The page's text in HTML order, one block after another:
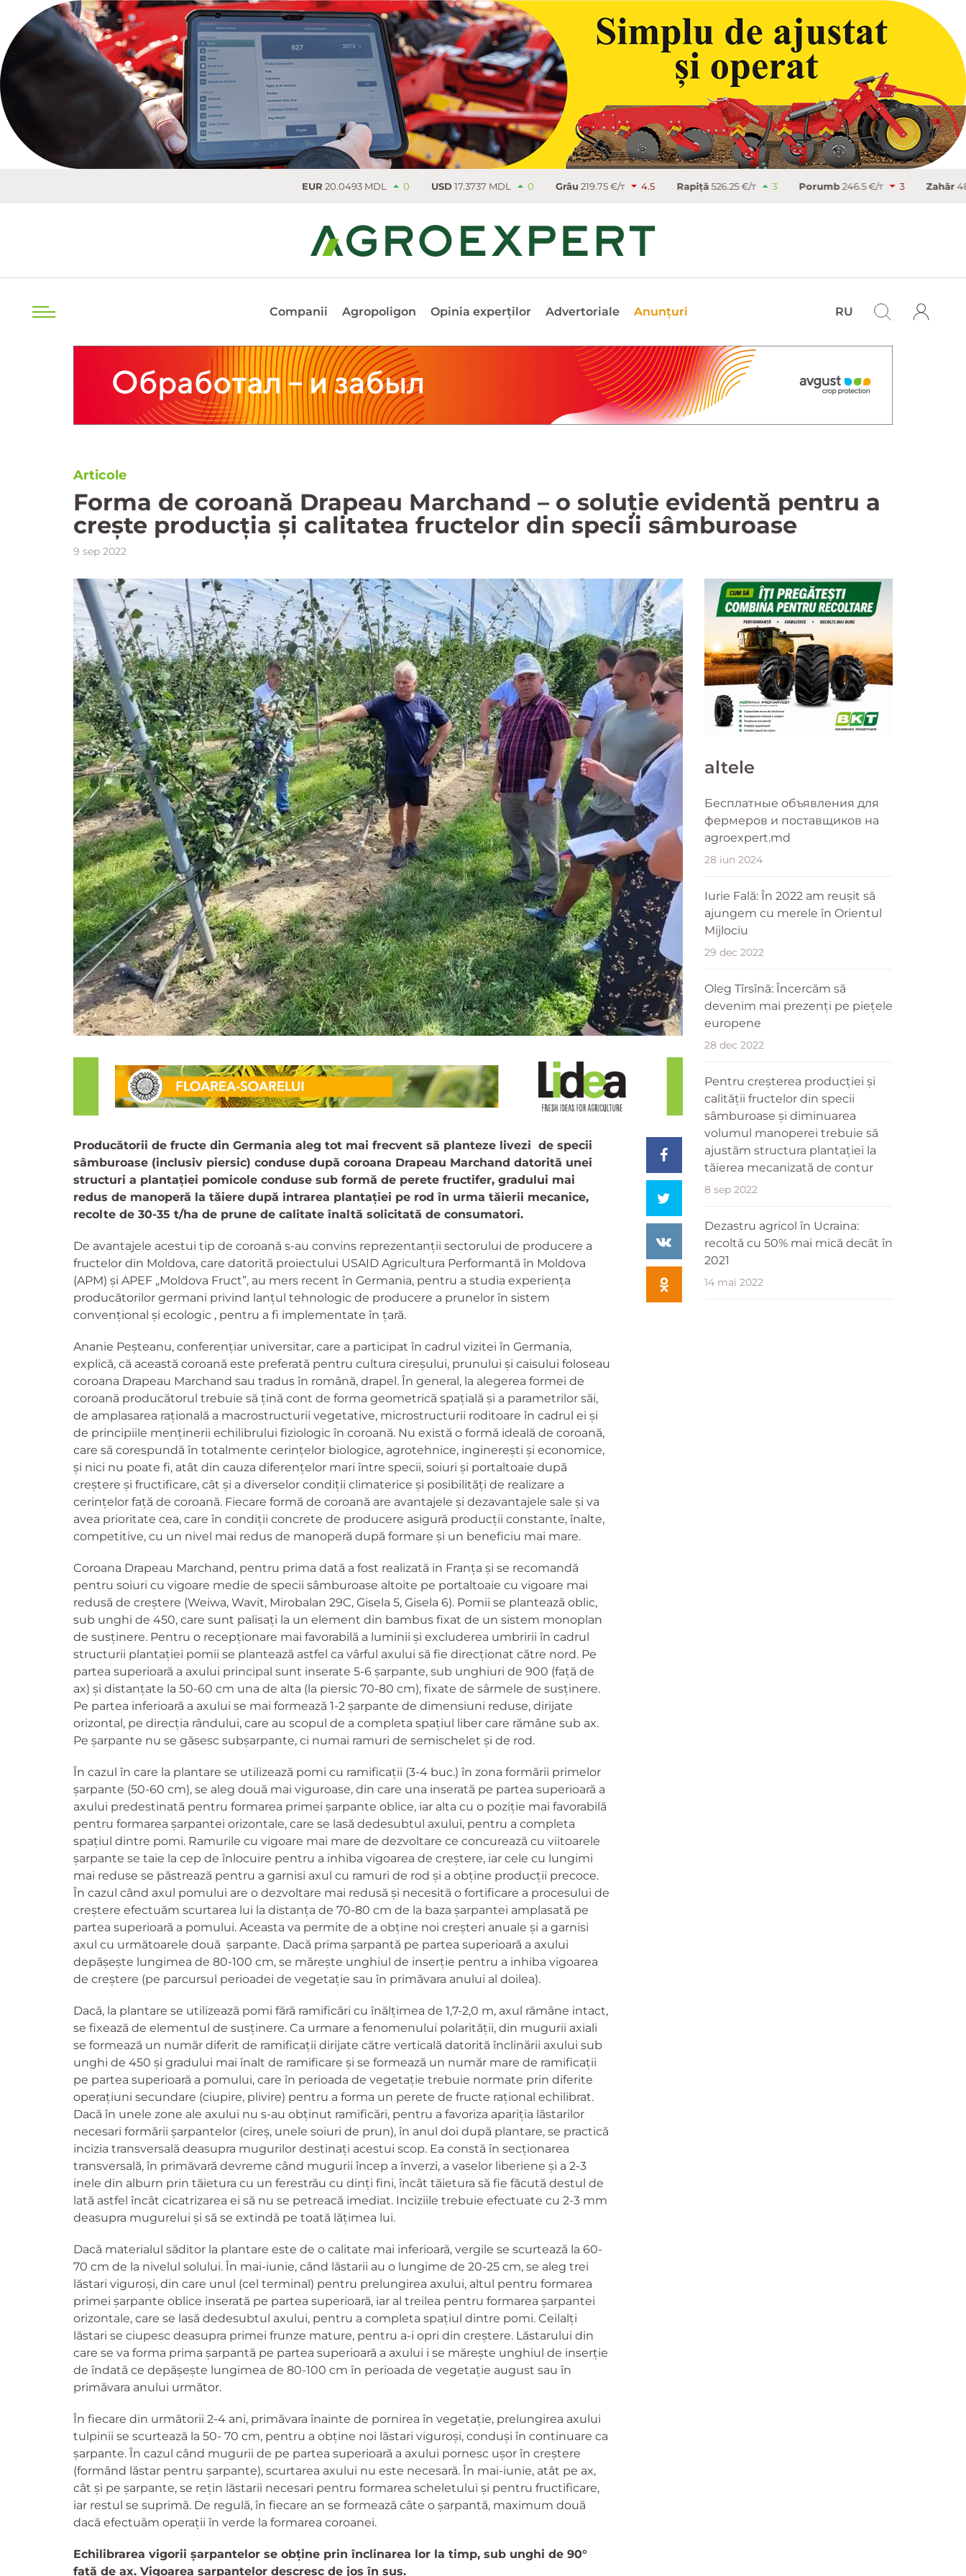
20.0493 MDL 0 USD 17.3737 MDL 0 Grâu219.75 €/т 4.5 Rapiţă526.25 €/т 3 Porumb 246.5 €/т 3 Zahăr486.9 €/т 9
Companii Agropoligon Opinia experților Advertoriale Anunțuri RU
Articole
Forma de coroană Drapeau Marchand – o soluție evidentă pentru a
crește producția și calitatea fructelor din specii sâmburoase
9 sep 2022
Producătorii de fructe din Germania aleg tot mai frecvent să planteze livezi de specii
sâmburoase (inclusiv piersic) conduse după coroana Drapeau Marchand datorită unei
structuri a plantației pomicole conduse sub formă de perete fructifer, gradului mai
redus de manoperă la tăiere după intrarea plantației pe rod în urma tăierii mecanice,
recolte de 30-35 t/ha de prune de calitate înaltă solicitată de consumatori.
De avantajele acestui tip de coroană s-au convins reprezentanții sectorului de producere a
fructelor din Moldova, care datorită proiectului USAID Agricultura Performantă în Moldova
(APM) și APEF „Moldova Fruct”, au mers recent în Germania, pentru a studia experiența
producătorilor germani privind lanțul tehnologic de producere a prunelor în sistem
convențional și ecologic , pentru a fi implementate în țară.
Ananie Peșteanu, conferențiar universitar, care a participat în cadrul vizitei în Germania,
explică, că această coroană este preferată pentru cultura cireșului, prunului și caisului foloseau
coroana Drapeau Marchand sau tradus în română, drapel. În general, la alegerea formei de
coroană producătorul trebuie să țină cont de forma geometrică spațială și a parametrilor săi,
de amplasarea rațională a macrostructurii vegetative, microstructurii roditoare în cadrul ei și
de principiile menținerii echilibrului fiziologic în coroană. Nu există o formă ideală de coroană,
care să corespundă în totalmente cerințelor biologice, agrotehnice, inginerești și economice,
și nici nu poate fi, atât din cauza diferențelor mari între specii, soiuri și portaltoaie după
creștere și fructificare, cât și a diverselor condiții climaterice și posibilități de realizare a
cerințelor față de coroană. Fiecare formă de coroană are avantajele și dezavantajele sale și va
avea prioritate cea, care în condiții concrete de producere asigură producții constante, înalte,
competitive, cu un nivel mai redus de manoperă după formare și un beneficiu mai mare.
Coroana Drapeau Marchand, pentru prima dată a fost realizată in Franța și se recomandă
pentru soiuri cu vigoare medie de specii sâmburoase altoite pe portaltoaie cu vigoare mai
redusă de creștere (Weiwa, Wavit, Mirobalan 29C, Gisela 5, Gisela 6). Pomii se plantează oblic,
sub unghi de 450, care sunt palisați la un element din bambus fixat de un sistem monoplan
de susținere. Pentru o recepționare mai favorabilă a luminii și excluderea umbririi în cadrul
structurii plantației pomii se plantează astfel ca vârful axului să fie direcționat către nord. Pe
partea superioară a axului principal sunt inserate 5-6 șarpante, sub unghiuri de 900 (față de
ax) și distanțate la 50-60 cm una de alta (la piersic 70-80 cm), fixate de sârmele de susținere.
Pe partea inferioară a axului se mai formează 1-2 șarpante de dimensiuni reduse, dirijate
orizontal, pe direcția rândului, care au scopul de a completa spațiul liber care rămâne sub ax.
Pe șarpante nu se găsesc subșarpante, ci numai ramuri de semischelet și de rod.
În cazul în care la plantare se utilizează pomi cu ramificații (3-4 buc.) în zona formării primelor
șarpante (50-60 cm), se aleg două mai viguroase, din care una inserată pe partea superioară a
axului predestinată pentru formarea primei șarpante oblice, iar alta cu o poziție mai favorabilă
pentru formarea șarpantei orizontale, care se lasă dedesubtul axului, pentru a completa
spațiul dintre pomi. Ramurile cu vigoare mai mare de dezvoltare ce concurează cu viitoarele
șarpante se taie la cep de înlocuire pentru a inhiba vigoarea de creștere, iar cele cu lungimi
mai reduse se păstrează pentru a garnisi axul cu ramuri de rod și a obține producții precoce.
În cazul când axul pomului are o dezvoltare mai redusă și necesită o fortificare a procesului de
creștere efectuăm scurtarea lui la distanța de 70-80 cm de la baza șarpantei amplasată pe
partea superioară a pomului. Aceasta va permite de a obține noi creșteri anuale și a garnisi
axul cu următoarele două șarpante. Dacă prima șarpantă pe partea superioară a axului
depășește lungimea de 80-100 cm, se mărește unghiul de inserție pentru a inhiba vigoarea
de creștere (pe parcursul perioadei de vegetație sau în primăvara anului al doilea).
Dacă, la plantare se utilizează pomi fără ramificări cu înălțimea de 1,7-2,0 m, axul rămâne intact,
se fixează de elementul de susținere. Ca urmare a fenomenului polarității, din mugurii axiali
se formează un număr diferit de ramificații dirijate către verticală datorită înclinării axului sub
unghi de 450 și gradului mai înalt de ramificare și se formează un număr mare de ramificații
pe partea superioară a pomului, care în perioada de vegetație trebuie normate prin diferite
operațiuni secundare (ciupire, plivire) pentru a forma un perete de fructe rațional echilibrat.
Dacă în unele zone ale axului nu s-au obținut ramificări, pentru a favoriza apariția lăstarilor
necesari formării șarpantelor (cireș, unele soiuri de prun), în anul doi după plantare, se practică
incizia transversală deasupra mugurilor destinați acestui scop. Ea constă în secționarea
transversală, în primăvară devreme când mugurii încep a înverzi, a vaselor liberiene şi a 2-3
inele din alburn prin tăietura cu un ferestrău cu dinți fini, încât tăietura să fie făcută destul de
lată astfel încât cicatrizarea ei să nu se petreacă imediat. Inciziile trebuie efectuate cu 2-3 mm
deasupra mugurelui și să se extindă pe toată lățimea lui.
Dacă materialul săditor la plantare este de o calitate mai inferioară, vergile se scurtează la 60-
70 cm de la nivelul solului. În mai-iunie, când lăstarii au o lungime de 20-25 cm, se aleg trei
lăstari viguroşi, din care unul (cel terminal) pentru prelungirea axului, altul pentru formarea
primei șarpante oblice inserată pe partea superioară, iar al treilea pentru formarea șarpantei
orizontale, care se lasă dedesubtul axului, pentru a completa spațiul dintre pomi. Ceilalți
lăstari se ciupesc deasupra primei frunze mature, pentru a-i opri din creștere. Lăstarului din
care se va forma prima șarpantă pe partea superioară a axului i se mărește unghiul de inserție
de îndată ce depășește lungimea de 80-100 cm în perioada de vegetație august sau în
primăvara anului următor.
În fiecare din următorii 2-4 ani, primăvara înainte de pornirea în vegetație, prelungirea axului
tulpinii se scurtează la 50- 70 cm, pentru a obține noi lăstari viguroşi, conduși în continuare ca
șarpante. În cazul când mugurii de pe partea superioară a axului pornesc ușor în creștere
(formând lăstar pentru șarpante), scurtarea axului nu este necesară. În mai-iunie, atât pe ax,
cât și pe șarpante, se rețin lăstarii necesari pentru formarea scheletului și pentru fructificare,
iar restul se suprimă. De regulă, în fiecare an se formează câte o șarpantă, maximum două
dacă efectuăm operații în verde la formarea coroanei.
Echilibrarea vigorii șarpantelor se obține prin înclinarea lor la timp, sub unghi de 90°
față de ax. Vigoarea șarpantelor descresc de jos în sus.
altele
Бесплатные объявления для
фермеров и поставщиков на
agroexpert.md
28 iun 2024
Iurie Fală: În 2022 am reușit să
ajungem cu merele în Orientul
Mijlociu
29 dec 2022
Oleg Tîrsînă: Încercăm să
devenim mai prezenți pe piețele
europene
28 dec 2022
Pentru creșterea producției și
calității fructelor din specii
sâmburoase și diminuarea
volumul manoperei trebuie să
ajustăm structura plantației la
tăierea mecanizată de contur
8 sep 2022
Dezastru agricol în Ucraina:
recoltă cu 50% mai mică decât în
2021
14 mai 2022